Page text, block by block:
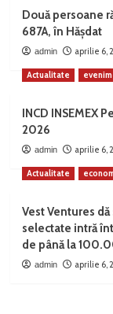
Două persoane
687A, în Hășdat
admin aprilie 6,
Actualitate
INCD INSEMEX
2026
admin aprilie 6,
Actualitate
Vest Ventures
selectate intră
de până la
admin aprilie 6,